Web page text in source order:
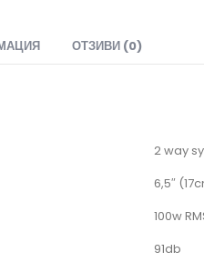
ОТЗИВИ (0)
2 way
6,5″
100w
91db